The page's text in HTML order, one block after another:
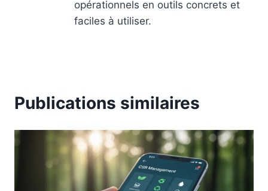
opérationnels en outils concrets et
faciles à utiliser.
Publications similaires